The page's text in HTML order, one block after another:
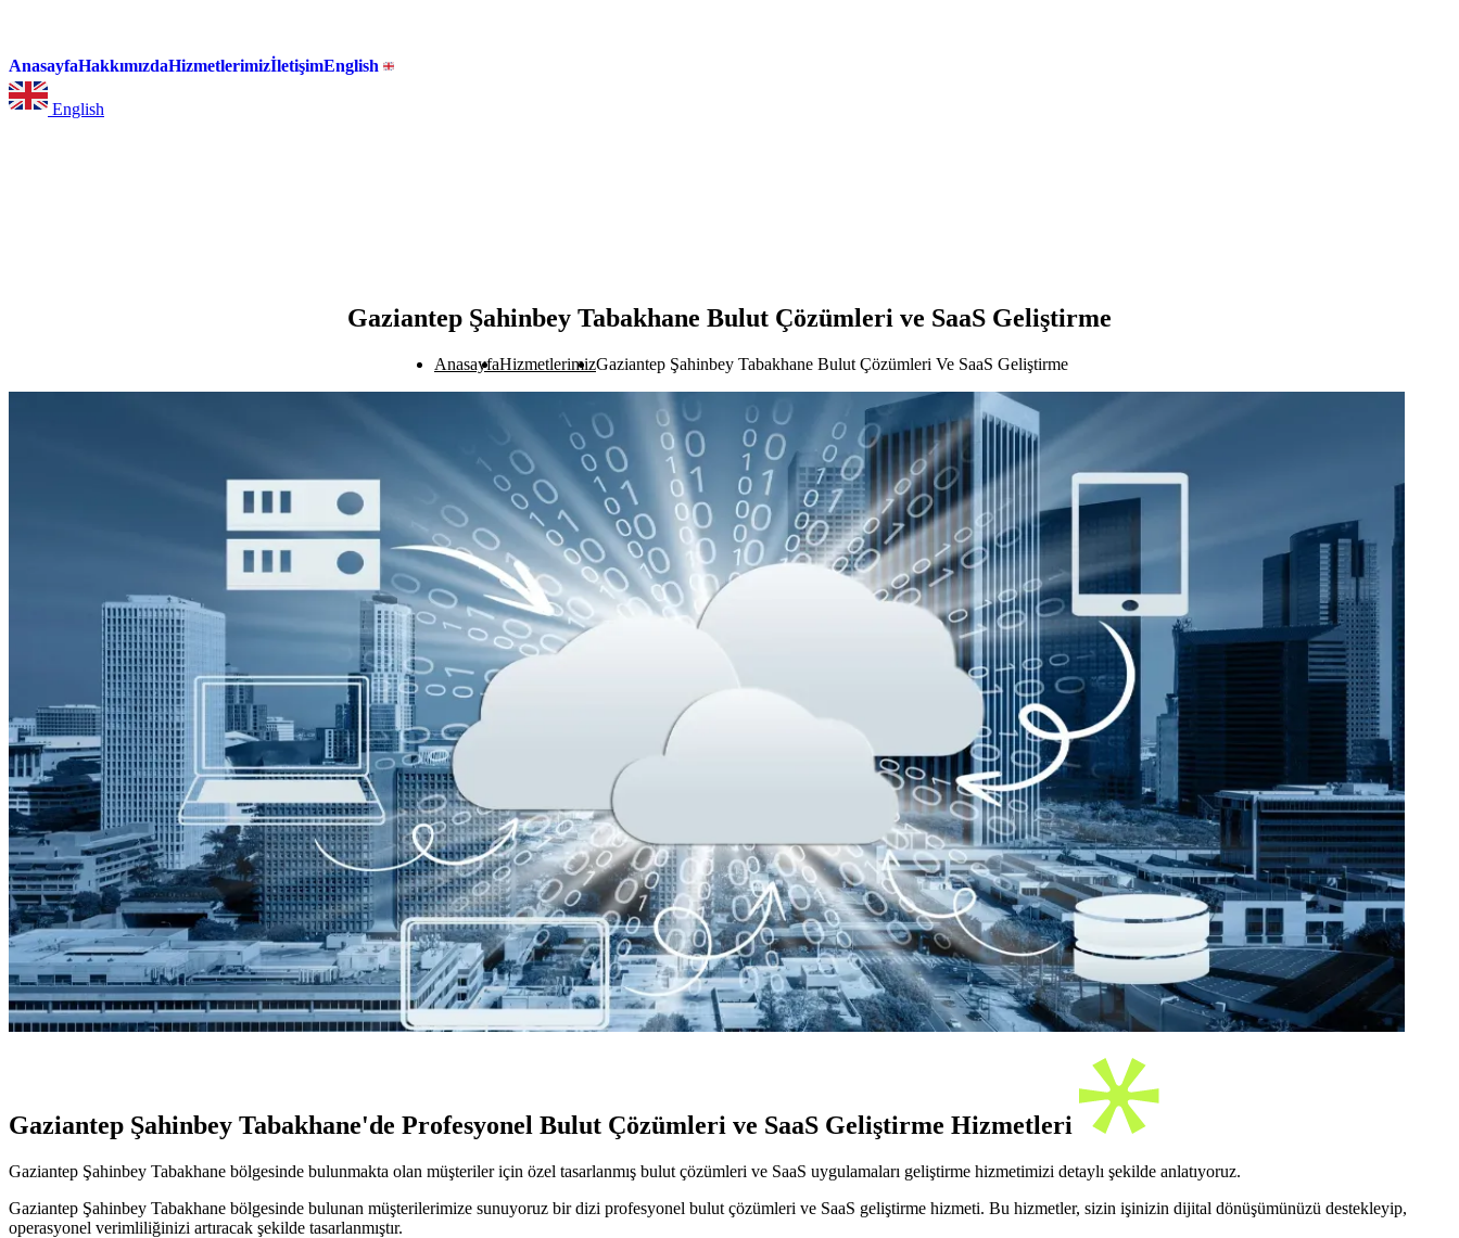
AnasayfaHakkımızdaHizmetlerimizİletişimEnglish
English
Gaziantep Şahinbey Tabakhane Bulut Çözümleri ve SaaS Geliştirme
AnasayfaHizmetlerimizGaziantep Şahinbey Tabakhane Bulut Çözümleri Ve SaaS Geliştirme
Gaziantep Şahinbey Tabakhane'de Profesyonel Bulut Çözümleri ve SaaS Geliştirme Hizmetleri
Gaziantep Şahinbey Tabakhane bölgesinde bulunmakta olan müşteriler için özel tasarlanmış bulut çözümleri ve SaaS uygulamaları geliştirme hizmetimizi detaylı şekilde anlatıyoruz.
Gaziantep Şahinbey Tabakhane bölgesinde bulunan müşterilerimize sunuyoruz bir dizi profesyonel bulut çözümleri ve SaaS geliştirme hizmeti. Bu hizmetler, sizin işinizin dijital dönüşümünüzü destekleyip,
operasyonel verimliliğinizi artıracak şekilde tasarlanmıştır.